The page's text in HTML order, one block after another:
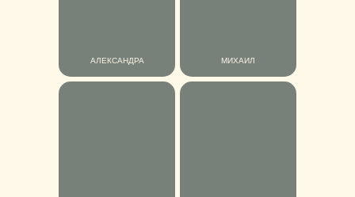
АЛЕКСАНДРА МИХАИЛ